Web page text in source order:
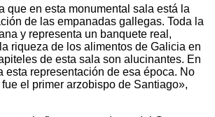
que en esta monumental sala está la
de las empanadas gallegas. Toda la
y representa un banquete real,
riqueza de los alimentos de Galicia en
de esta sala son alucinantes. En
esta representación de esa época. No
el primer arzobispo de Santiago»,